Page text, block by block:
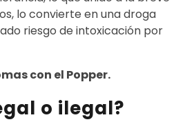
lo convierte en una droga
riesgo de intoxicación por
con el Popper.
o ilegal?